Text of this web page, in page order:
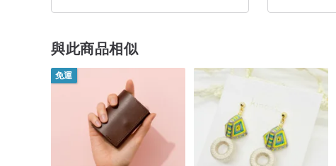
與此商品相似
免運